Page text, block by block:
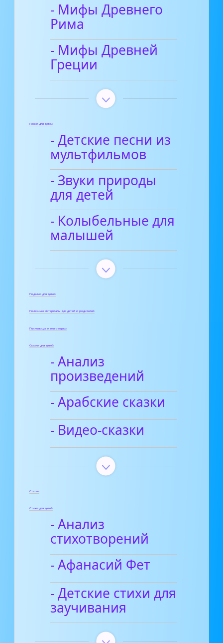
- Мифы Древнего
Рима
- Мифы Древней
Греции
Песни для детей
- Детские песни из
мультфильмов
- Звуки природы
для детей
- Колыбельные для
малышей
Поделки для детей
Полезные материалы для детей и родителей
Пословицы и поговорки
Сказки для детей
- Анализ
произведений
- Арабские сказки
- Видео-сказки
Статьи
Стихи для детей
- Анализ
стихотворений
- Афанасий Фет
- Детские стихи для
заучивания